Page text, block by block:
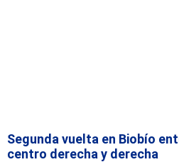
Segunda vuelta en Biobío
centro derecha y derecha